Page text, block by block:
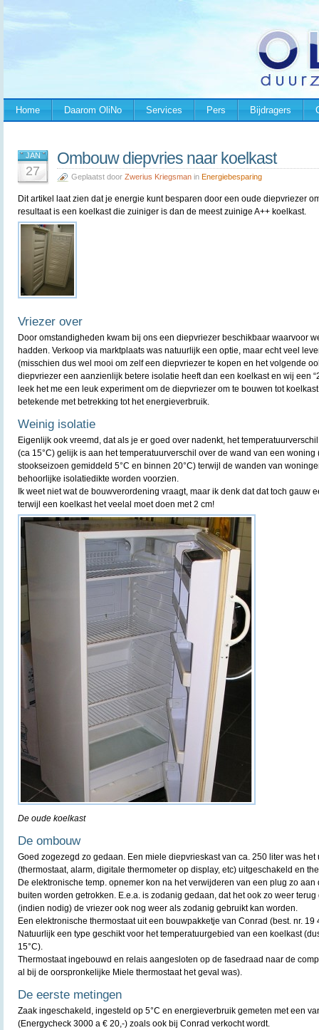
Home Daarom OliNo Services Pers Bijdragers
JAN
27
Ombouw diepvries naar koelkast
Geplaatst door Zwerius Kriegsman in Energiebesparing
Dit artikel laat zien dat je energie kunt besparen door een oude diepvriezer
resultaat is een koelkast die zuiniger is dan de meest zuinige A++ koelkast.
Vriezer over
Door omstandigheden kwam bij ons een diepvriezer beschikbaar waarvoor
hadden. Verkoop via marktplaats was natuurlijk een optie, maar echt veel
(misschien dus wel mooi om zelf een diepvriezer te kopen en het volgende
diepvriezer een aanzienlijk betere isolatie heeft dan een koelkast en wij een
leek het me een leuk experiment om de diepvriezer om te bouwen tot
betekende met betrekking tot het energieverbruik.
Weinig isolatie
Eigenlijk ook vreemd, dat als je er goed over nadenkt, het
(ca 15°C) gelijk is aan het temperatuurverschil over de wand van een woning
stookseizoen gemiddeld 5°C en binnen 20°C) terwijl de wanden van
behoorlijke isolatiedikte worden voorzien.
Ik weet niet wat de bouwverordening vraagt, maar ik denk dat dat toch gauw
terwijl een koelkast het veelal moet doen met 2 cm!
De oude koelkast
De ombouw
Goed zogezegd zo gedaan. Een miele diepvrieskast van ca. 250 liter was
(thermostaat, alarm, digitale thermometer op display, etc) uitgeschakeld en
De elektronische temp. opnemer kon na het verwijderen van een plug zo
buiten worden getrokken. E.e.a. is zodanig gedaan, dat het ook zo weer
(indien nodig) de vriezer ook nog weer als zodanig gebruikt kan worden.
Een elektronische thermostaat uit een bouwpakketje van Conrad (best. nr. 19
Natuurlijk een type geschikt voor het temperatuurgebied van een koelkast
15°C).
Thermostaat ingebouwd en relais aangesloten op de fasedraad naar de
al bij de oorspronkelijke Miele thermostaat het geval was).
De eerste metingen
Zaak ingeschakeld, ingesteld op 5°C en energieverbruik gemeten met een
(Energycheck 3000 a € 20,-) zoals ook bij Conrad verkocht wordt.